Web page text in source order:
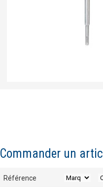
Commander un
Référence